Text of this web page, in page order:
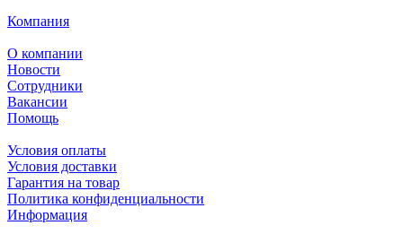
Компания
О компании
Новости
Сотрудники
Вакансии
Помощь
Условия оплаты
Условия доставки
Гарантия на товар
Политика конфиденциальности
Информация